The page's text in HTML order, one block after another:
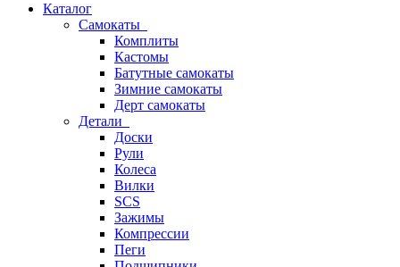
Каталог
Самокаты
Комплиты
Кастомы
Батутные самокаты
Зимние самокаты
Дерт самокаты
Детали
Доски
Рули
Колеса
Вилки
SCS
Зажимы
Компрессии
Пеги